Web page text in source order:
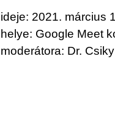
2021. március
Google Meet
Dr.